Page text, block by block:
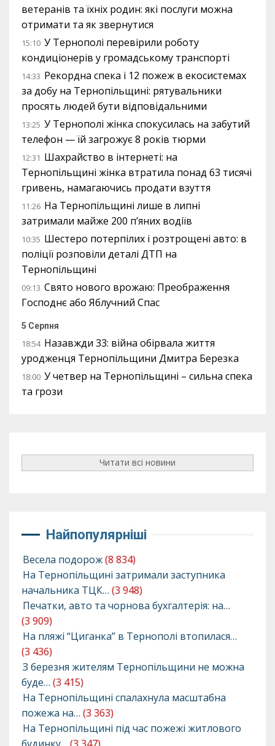
ветеранів та їхніх родин: які послуги можна
отримати та як звернутися
15:10 У Тернополі перевірили роботу
кондиціонерів у громадському транспорті
14:33 Рекордна спека і 12 пожеж в екосистемах
за добу на Тернопільщині: рятувальники
просять людей бути відповідальними
13:25 У Тернополі жінка спокусилась на забутий
телефон — їй загрожує 8 років тюрми
12:31 Шахрайство в інтернеті: на
Тернопільщині жінка втратила понад 63 тисячі
гривень, намагаючись продати взуття
11:26 На Тернопільщині лише в липні
затримали майже 200 п’яних водіїв
10:35 Шестеро потерпілих і розтрощені авто: в
поліції розповіли деталі ДТП на
Тернопільщині
09:13 Свято нового врожаю: Преображення
Господнє або Яблучний Спас
5 Серпня
18:54 Назавжди 33: війна обірвала життя
уродженця Тернопільщини Дмитра Березка
18:00 У четвер на Тернопільщині – сильна спека
та грози
Читати всі новини
Найпопулярніші
Весела подорож(8 834)
На Тернопільщині затримали заступника
начальника ТЦК… (3 948)
Печатки, авто та чорнова бухгалтерія: на…
(3 909)
На пляжі “Циганка” в Тернополі втопилася…
(3 436)
З березня жителям Тернопільщини не можна
буде… (3 415)
На Тернопільщині спалахнула масштабна
пожежа на… (3 363)
На Тернопільщині під час пожежі житлового